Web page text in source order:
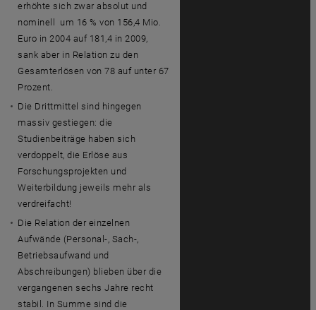
erhöhte sich zwar absolut und
nominell um 16 % von 156,4 Mio.
Euro in 2004 auf 181,4 in 2009,
sank aber in Relation zu den
Gesamterlösen von 78 auf unter 67
Prozent.
Die Drittmittel sind hingegen
massiv gestiegen: die
Studienbeiträge haben sich
verdoppelt, die Erlöse aus
Forschungsprojekten und
Weiterbildung jeweils mehr als
verdreifacht!
Die Relation der einzelnen
Aufwände (Personal-, Sach-,
Betriebsaufwand und
Abschreibungen) blieben über die
vergangenen sechs Jahre recht
stabil. In Summe sind die